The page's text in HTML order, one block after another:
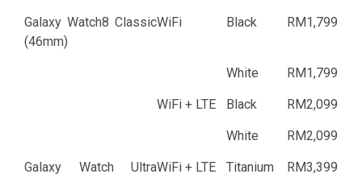
Galaxy Watch8 Classic
(46mm)
WiFi Black RM1,799
White RM1,799
WiFi + LTE Black RM2,099
White RM2,099
Galaxy Watch UltraWiFi + LTE
Titanium
RM3,399